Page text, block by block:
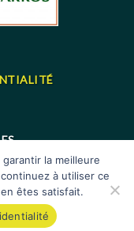
Cybergraph
la meilleure
à utiliser ce
êtes satisfait.